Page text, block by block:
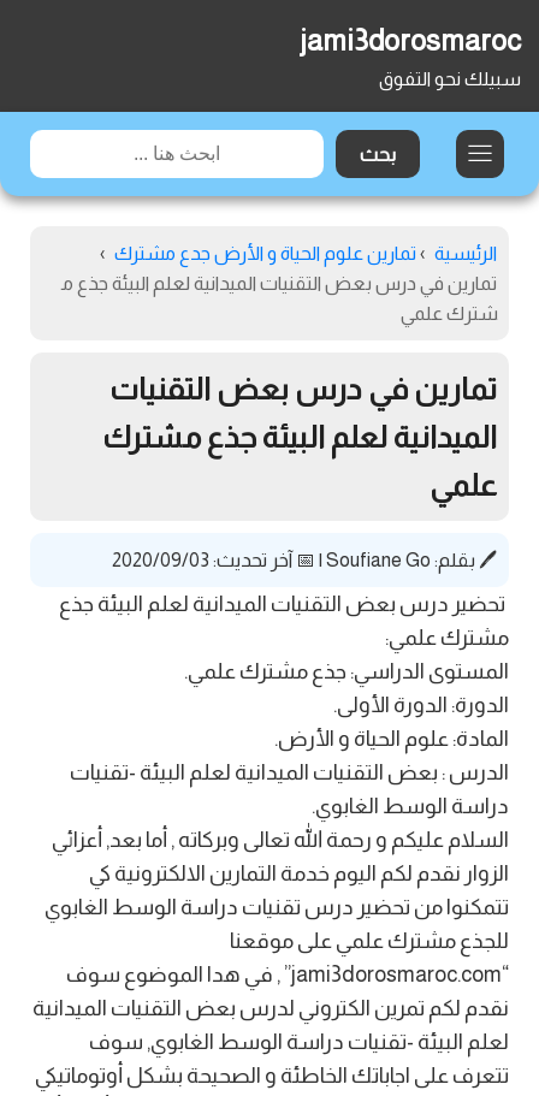
jami3dorosmaroc
سبيلك نحو التفوق
الرئيسية › تمارين علوم الحياة و الأرض جدع مشترك ›
تمارين في درس بعض التقنيات الميدانية لعلم البيئة جذع م
شترك علمي
تمارين في درس بعض التقنيات
الميدانية لعلم البيئة جذع مشترك
علمي
🖊️ بقلم: Soufiane Go
| 📅 آخر تحديث: 2020/09/03
تحضير درس بعض التقنيات الميدانية لعلم البيئة جذع
مشترك علمي:
المستوى الدراسي: جذع مشترك علمي.
الدورة: الدورة الأولى.
المادة: علوم الحياة و الأرض.
الدرس : بعض التقنيات الميدانية لعلم البيئة -تقنيات
دراسة الوسط الغابوي.
السلام عليكم و رحمة الله تعالى وبركاته , أما بعد, أعزائي
الزوار نقدم لكم اليوم خدمة التمارين الالكترونية كي
تتمكنوا من تحضير درس تقنيات دراسة الوسط الغابوي
للجذع مشترك علمي على موقعنا
“jami3dorosmaroc.com” , في هدا الموضوع سوف
نقدم لكم تمرين الكتروني لدرس بعض التقنيات الميدانية
لعلم البيئة -تقنيات دراسة الوسط الغابوي, سوف
تتعرف على اجاباتك الخاطئة و الصحيحة بشكل أوتوماتيكي